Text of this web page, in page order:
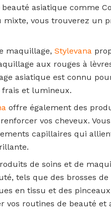
asiatique comme
mixte, vous trouverez un
maquillage,Stylevana
aux rouges à
asiatique est connu
et lumineux.
offre également des
vos cheveux.
capillaires qui
de soins et de
tels que des brosses
en tissu et des
vos routines de beauté et